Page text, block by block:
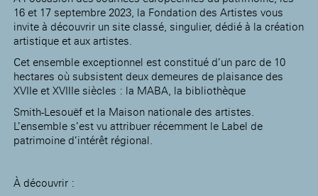
16 et 17 septembre 2023, la Fondation des Artistes vous
invite à découvrir un site classé, singulier, dédié à la création
artistique et aux artistes.
Cet ensemble exceptionnel est constitué d’un parc de 10
hectares où subsistent deux demeures de plaisance des
XVIIe et XVIIIe siècles : la MABA, la bibliothèque
Smith-Lesouëf et la Maison nationale des artistes.
L’ensemble s’est vu attribuer récemment le Label de
patrimoine d’intérêt régional.
À découvrir :